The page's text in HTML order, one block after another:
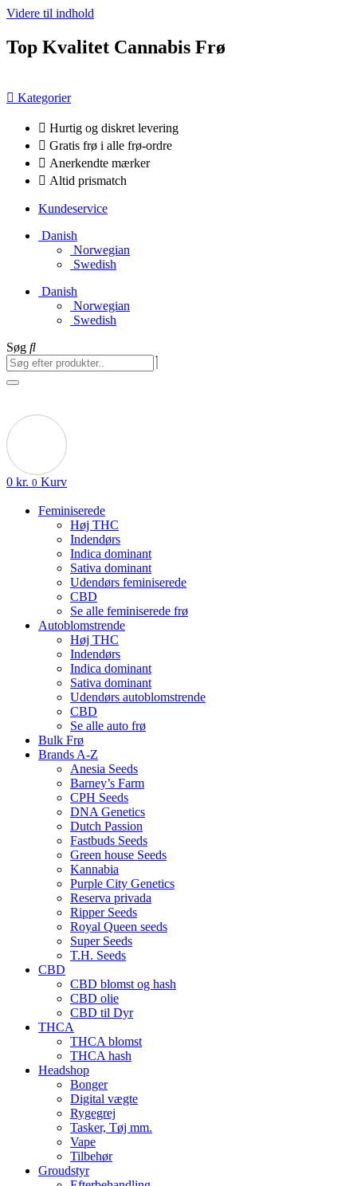
Videre til indhold
Top Kvalitet Cannabis Frø
Kategorier
Hurtig og diskret levering
Gratis frø i alle frø-ordre
Anerkendte mærker
Altid prismatch
Kundeservice
Danish
Norwegian
Swedish
Danish
Norwegian
Swedish
Søg
0 kr. 0 Kurv
Feminiserede
Høj THC
Indendørs
Indica dominant
Sativa dominant
Udendørs feminiserede
CBD
Se alle feminiserede frø
Autoblomstrende
Høj THC
Indendørs
Indica dominant
Sativa dominant
Udendørs autoblomstrende
CBD
Se alle auto frø
Bulk Frø
Brands A-Z
Anesia Seeds
Barney’s Farm
CPH Seeds
DNA Genetics
Dutch Passion
Fastbuds Seeds
Green house Seeds
Kannabia
Purple City Genetics
Reserva privada
Ripper Seeds
Royal Queen seeds
Super Seeds
T.H. Seeds
CBD
CBD blomst og hash
CBD olie
CBD til Dyr
THCA
THCA blomst
THCA hash
Headshop
Bonger
Digital vægte
Rygegrej
Tasker, Tøj mm.
Vape
Tilbehør
Groudstyr